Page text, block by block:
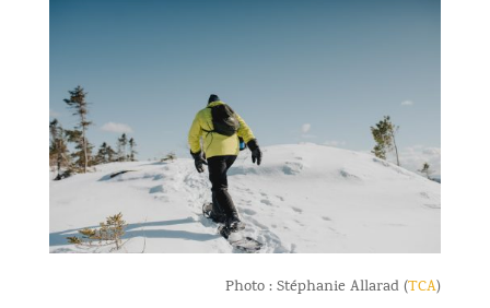
Photo : Stéphanie Allarad (TCA)